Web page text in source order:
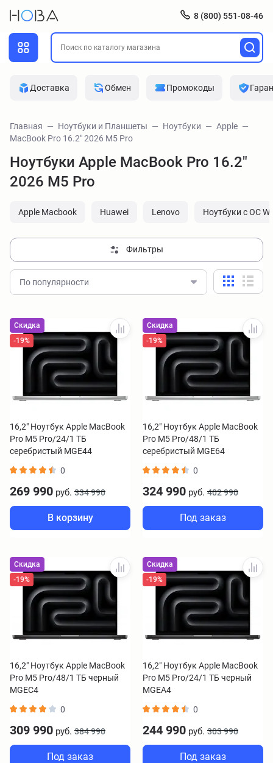
8 (800) 551-08-46
Доставка Обмен Промокоды
Главная Ноутбуки и Планшеты Ноутбуки
Apple
MacBook Pro 16.2" 2026 M5 Pro
Ноутбуки Apple MacBook Pro 16.2"
2026 M5 Pro
Apple Macbook Huawei Lenovo Ноутбуки с ОС
Фильтры
По популярности
Скидка
-19%
16,2" Ноутбук Apple MacBook
Pro M5 Pro/24/1 ТБ
серебристый MGE44
0
269 990 руб. 334 990
В корзину
Скидка
-19%
16,2" Ноутбук Apple MacBook
Pro M5 Pro/48/1 ТБ
серебристый MGE64
0
324 990 руб. 402 990
Под заказ
Скидка
-19%
16,2" Ноутбук Apple MacBook
Pro M5 Pro/48/1 ТБ черный
MGEC4
0
309 990 руб. 384 990
Под заказ
Скидка
-19%
16,2" Ноутбук Apple MacBook
Pro M5 Pro/24/1 ТБ черный
MGEA4
0
244 990 руб. 303 990
Под заказ